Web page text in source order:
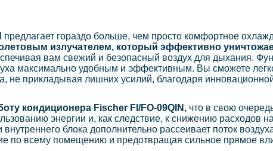
предлагает гораздо больше, чем просто комфортное
излучателем, который эффективно
вам свежий и безопасный воздух для дыхания.
максимально удобным и эффективным. Вы сможете
не прикладывая лишних усилий, благодаря
кондиционера Fischer FI/FO-09QIN, что в свою
энергии и, как следствие, к снижению расходов на
блока дополнительно рассеивает поток
по всему помещению и предотвращая сильное прямое